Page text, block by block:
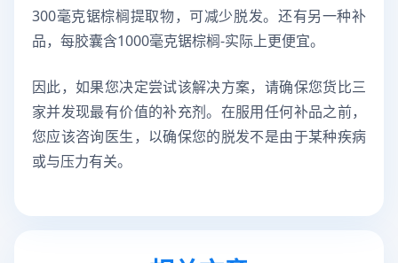
300毫克锯棕榈提取物，可减少脱发。还有另一种补
品，每胶囊含1000毫克锯棕榈-实际上更便宜。
因此，如果您决定尝试该解决方案，请确保您货比三
家并发现最有价值的补充剂。在服用任何补品之前，
您应该咨询医生，以确保您的脱发不是由于某种疾病
或与压力有关。